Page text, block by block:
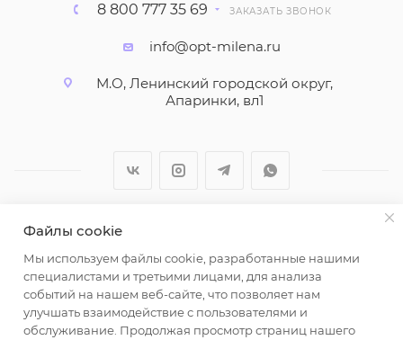
8 800 777 35 69 ЗАКАЗАТЬ ЗВОНОК
info@opt-milena.ru
М.О, Ленинский городской округ,
Апаринки, вл1
2026 © ООО "Вайт Текстиль групп"
Любая информация на сайте носит справочный
характер и не является публичной офертой
определяемой положениями пункта 2 статьи 437
Гражданского кодекса Российской Федерации.
Файлы cookie
Мы используем файлы cookie, разработанные нашими
специалистами и третьими лицами, для анализа
событий на нашем веб-сайте, что позволяет нам
улучшать взаимодействие с пользователями и
обслуживание. Продолжая просмотр страниц нашего